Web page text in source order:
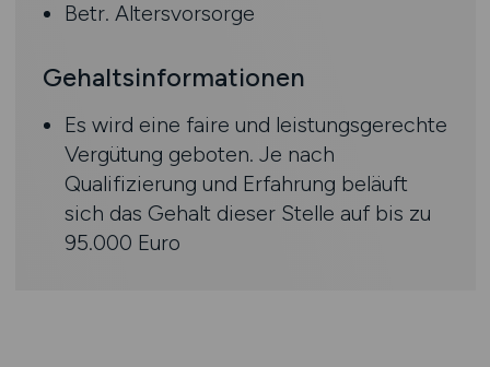
Betr. Altersvorsorge
Gehaltsinformationen
Es wird eine faire und leistungsgerechte
Vergütung geboten. Je nach
Qualifizierung und Erfahrung beläuft
sich das Gehalt dieser Stelle auf bis zu
95.000 Euro